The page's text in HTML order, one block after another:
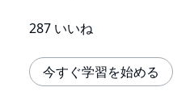
287 いいね
今すぐ学習を始める